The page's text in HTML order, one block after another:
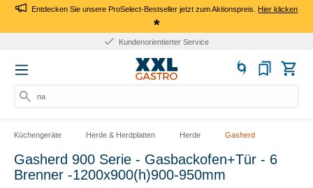
Entdecken Sie unsere ProSelect-Bestseller jetzt zum Aktionspreis.Hier klicken
*
Kundenorientierter Service
nac
Küchengeräte Herde & Herdplatten Herde Gasherd
Gasherd 900 Serie - Gasbackofen+Tür - 6
Brenner -1200x900(h)900-950mm